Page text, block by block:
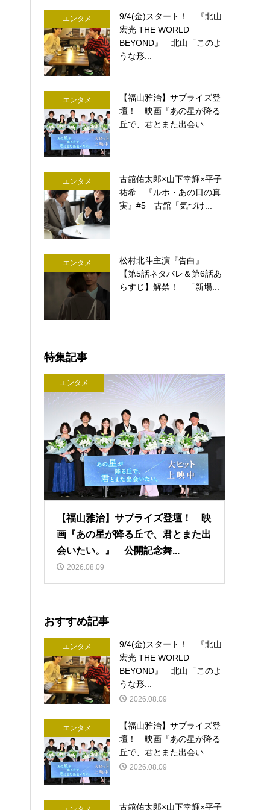
エンタメ
9/4(金)スタート！ 『北山
宏光 THE WORLD
BEYOND』 北山「このよ
うな形...
エンタメ
【福山雅治】サプライズ登
壇！ 映画『あの星が降る
丘で、君とまた出会い...
エンタメ
古舘佑太郎×山下幸輝×平子
祐希 『ルポ・あの日の真
実』#5 古舘「気づけ...
エンタメ
松村北斗主演『告白』
【第5話ネタバレ＆第6話あ
らすじ】解禁！ 「新場...
特集記事
エンタメ
【福山雅治】サプライズ登壇！ 映
画『あの星が降る丘で、君とまた出
会いたい。』 公開記念舞...
2026.08.09
おすすめ記事
エンタメ
9/4(金)スタート！ 『北山
宏光 THE WORLD
BEYOND』 北山「このよ
うな形...
2026.08.09
エンタメ
【福山雅治】サプライズ登
壇！ 映画『あの星が降る
丘で、君とまた出会い...
2026.08.09
古舘佑太郎×山下幸輝×平子